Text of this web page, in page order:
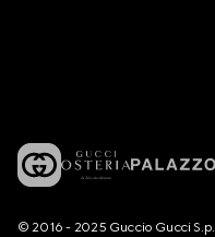
© 2016 - 2025 Guccio Gucci